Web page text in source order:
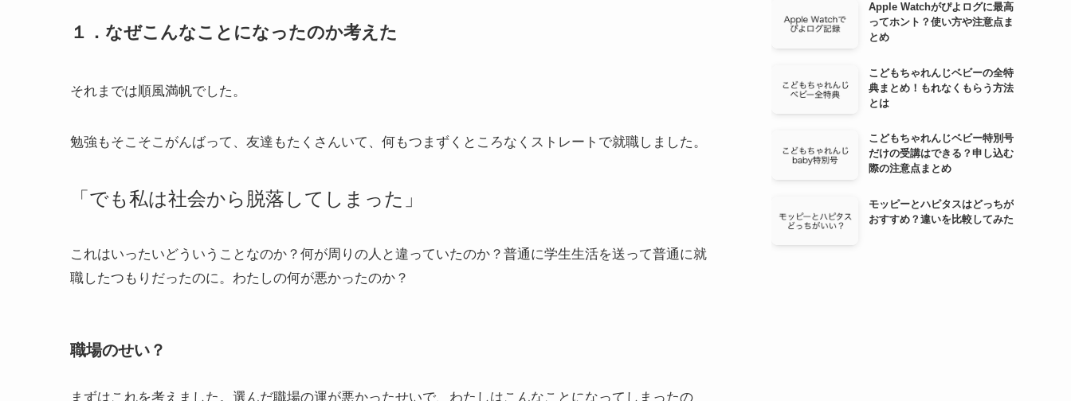
１．なぜこんなことになったのか考えた
それまでは順風満帆でした。
勉強もそこそこがんばって、友達もたくさんいて、何もつまずくところなくストレートで就職しました。
「でも私は社会から脱落してしまった」
これはいったいどういうことなのか？何が周りの人と違っていたのか？普通に学生生活を送って普通に就
職したつもりだったのに。わたしの何が悪かったのか？
職場のせい？
まずはこれを考えました。選んだ職場の運が悪かったせいで、わたしはこんなことになってしまったの
Apple Watchがぴよログに最高
ってホント？使い方や注意点ま
とめ
こどもちゃれんじベビーの全特
典まとめ！もれなくもらう方法
とは
こどもちゃれんじベビー特別号
だけの受講はできる？申し込む
際の注意点まとめ
モッピーとハピタスはどっちが
おすすめ？違いを比較してみた